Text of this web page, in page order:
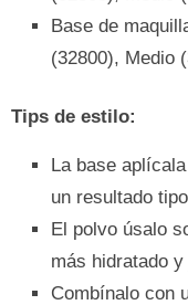
Base de
(32800), Medio
Tips de estilo:
La base
un resultado
El polvo úsalo
más hidratado
Combínalo con